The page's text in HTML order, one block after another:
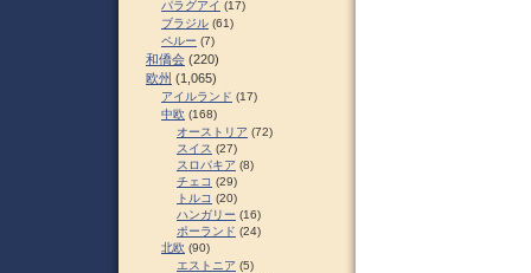
パラグアイ (17)
ブラジル (61)
ペルー (7)
和僑会 (220)
欧州 (1,065)
アイルランド (17)
中欧 (168)
オーストリア (72)
スイス (27)
スロパキア (8)
チェコ (29)
トルコ (20)
ハンガリー (16)
ポーランド (24)
北欧 (90)
エストニア (5)